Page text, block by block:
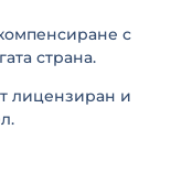
с
страна.
лицензиран и